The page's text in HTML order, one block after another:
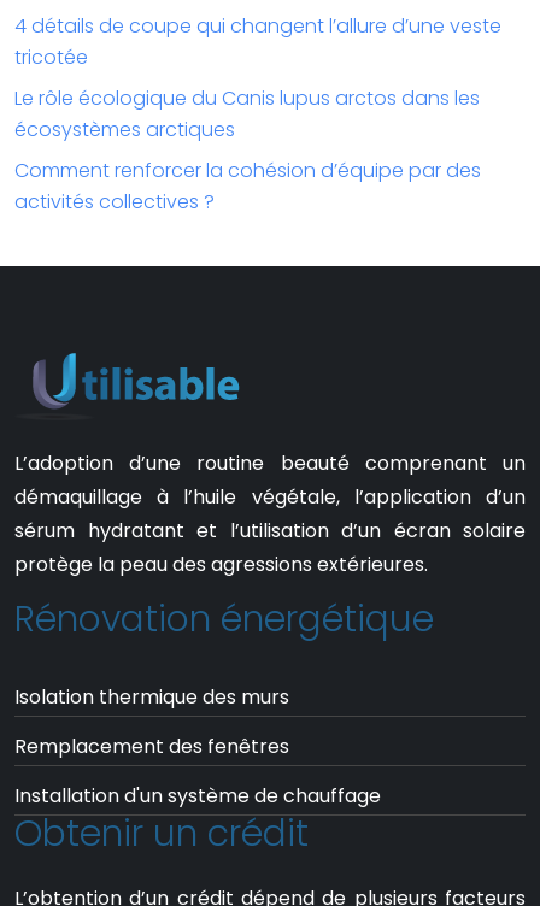
4 détails de coupe qui changent l’allure d’une veste
tricotée
Le rôle écologique du Canis lupus arctos dans les
écosystèmes arctiques
Comment renforcer la cohésion d’équipe par des
activités collectives ?
L’adoption d’une routine beauté comprenant un
démaquillage à l’huile végétale, l’application d’un
sérum hydratant et l’utilisation d’un écran solaire
protège la peau des agressions extérieures.
Rénovation énergétique
Isolation thermique des murs
Remplacement des fenêtres
Installation d'un système de chauffage
Obtenir un crédit
L’obtention d’un crédit dépend de plusieurs facteurs